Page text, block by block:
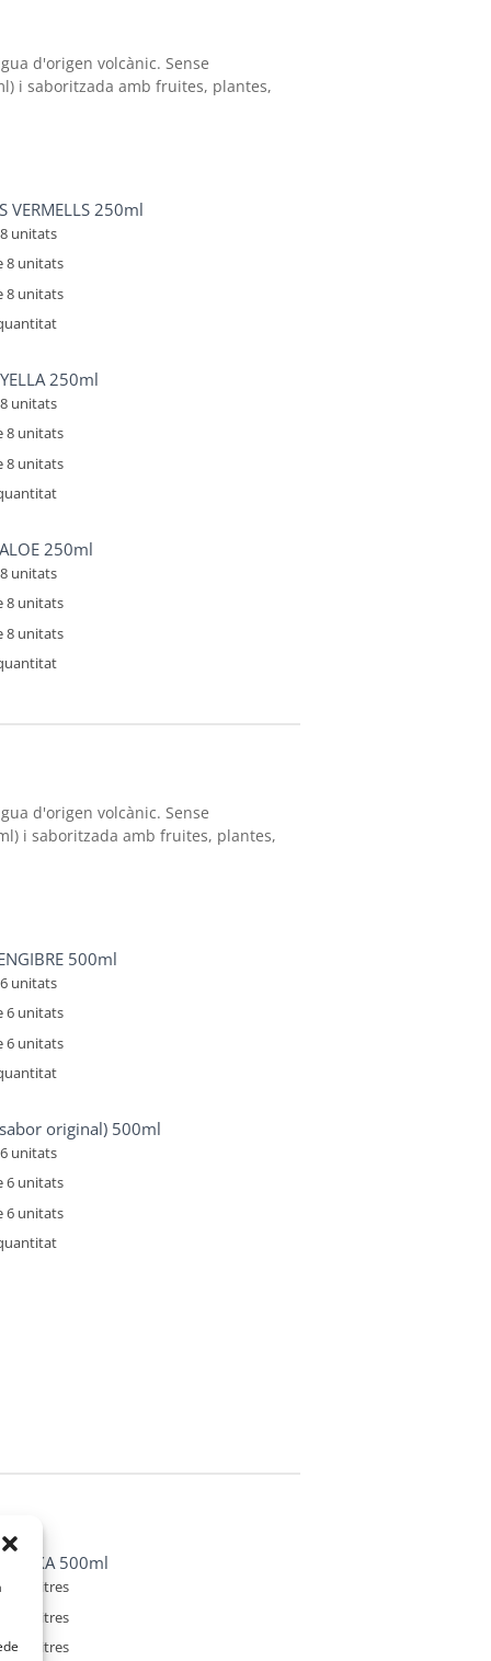
d'origen volcànic. Sense
i saboritzada amb fruites, plantes,
VERMELLS 250ml
unitats
8 unitats
8 unitats
250ml
unitats
8 unitats
8 unitats
250ml
unitats
8 unitats
8 unitats
d'origen volcànic. Sense
i saboritzada amb fruites, plantes,
500ml
unitats
6 unitats
6 unitats
original) 500ml
unitats
6 unitats
6 unitats
500ml
20 litres
20 litres
20 litres